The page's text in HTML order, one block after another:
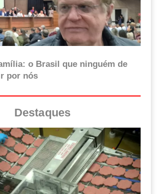
o Brasil que ninguém de
por nós
Destaques